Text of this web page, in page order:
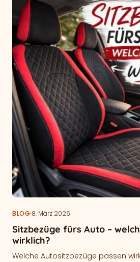
BLOG·8. März 2026
Sitzbezüge fürs Auto –
wirklich?
Welche Autositzbezüge passen